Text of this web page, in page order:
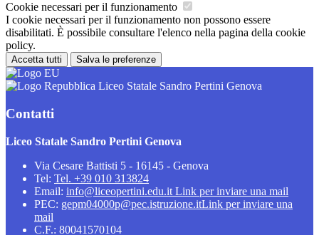
Cookie necessari per il funzionamento
I cookie necessari per il funzionamento non possono essere
disabilitati. È possibile consultare l'elenco nella pagina della cookie
policy.
Accetta tutti Salva le preferenze
Liceo Statale Sandro Pertini Genova
Contatti
Liceo Statale Sandro Pertini Genova
Via Cesare Battisti 5 - 16145 - Genova
Tel: Tel. +39 010 313824
Email: info@liceopertini.edu.it Link per inviare una mail
PEC: gepm04000p@pec.istruzione.itLink per inviare una
mail
C.F.: 80041570104